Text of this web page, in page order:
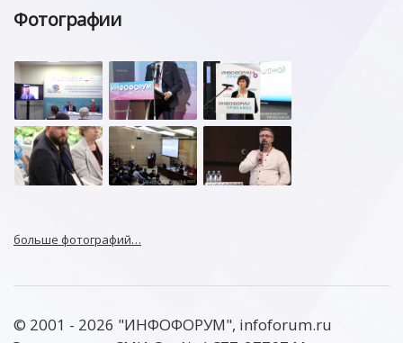
Фотографии
больше фотографий…
© 2001 - 2026 "ИНФОФОРУМ", infoforum.ru